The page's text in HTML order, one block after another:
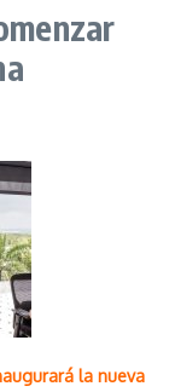
la nueva